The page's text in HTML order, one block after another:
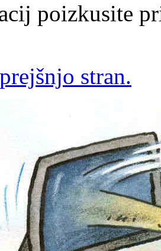
poizkusite
prejšnjo stran.